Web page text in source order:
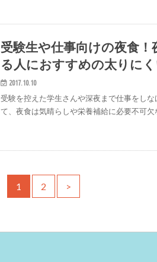
受験生や仕事向けの夜食
る人におすすめの太りにく
2017.10.10
受験を控えた学生さんや深夜まで仕事をし
て、夜食は気晴らしや栄養補給に必要不可
1 2 >